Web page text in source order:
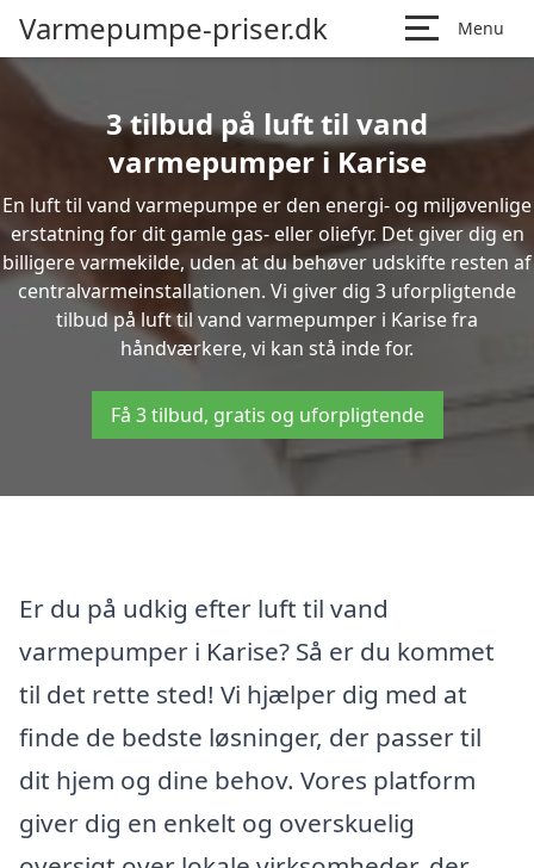
Varmepumpe-priser.dk Menu
3 tilbud på luft til vand
varmepumper i Karise
En luft til vand varmepumpe er den energi- og miljøvenlige
erstatning for dit gamle gas- eller oliefyr. Det giver dig en
billigere varmekilde, uden at du behøver udskifte resten af
centralvarmeinstallationen. Vi giver dig 3 uforpligtende
tilbud på luft til vand varmepumper i Karise fra
håndværkere, vi kan stå inde for.
Få 3 tilbud, gratis og uforpligtende
Er du på udkig efter luft til vand
varmepumper i Karise? Så er du kommet
til det rette sted! Vi hjælper dig med at
finde de bedste løsninger, der passer til
dit hjem og dine behov. Vores platform
giver dig en enkelt og overskuelig